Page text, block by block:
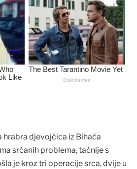
hrabra djevojčica iz Bihaća
srčanih problema, tačnije s
je kroz tri operacije srca, dvije u